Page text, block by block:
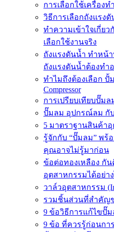
การเลือกใช้เครื่องท
วิธีการเลือกถังแรงดั
ทำความเข้าใจเกี่ย
เลือกใช้งานจริง
ถังแรงดันน้ำ ทำหน้า
ถังแรงดันน้ำต้องทำ
ทำไมถึงต้องเลือก ปั้ม
Compressor
การเปรียบเทียบปั๊ม
ปั๊มลม อุปกรณ์ลม กั
5 มาตราฐานสินค้า
รู้จักกับ “ปั๊มลม” พร้
คุณอาจไม่รู้มาก่อน
ข้อต่อทองเหลือง กัน
อุตสาหกรรมได้อย่า
วาล์วอุตสาหกรรม
รวมชิ้นส่วนที่สำคัญ
9 ข้อวิธีการแก้ไขปั๊
9 ข้อ ที่ควรรู้ก่อนกา